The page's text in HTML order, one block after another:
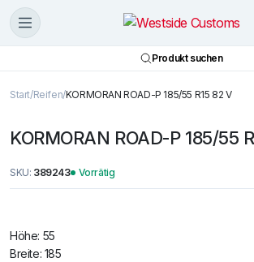
Produkt suchen
Start Reifen KORMORAN ROAD-P 185/55 R15 82 V
KORMORAN ROAD-P 185/55
SKU: 389243 Vorrätig
Höhe: 55
Breite: 185